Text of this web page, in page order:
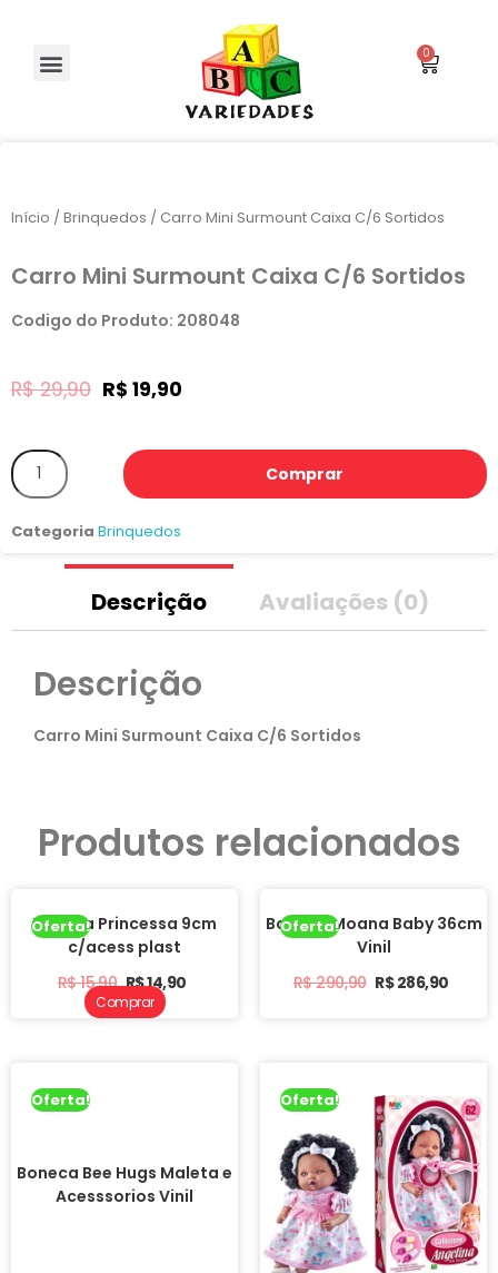
Início / Brinquedos / Carro Mini Surmount Caixa C/6 Sortidos
Carro Mini Surmount Caixa C/6 Sortidos
Codigo do Produto: 208048
R$29,90 R$ 19,90
Comprar
Categoria Brinquedos
Descrição Avaliações (0)
Descrição
Carro Mini Surmount Caixa C/6 Sortidos
Produtos relacionados
Oferta!
Boneca Princessa 9cm
c/acess plast
R$15,90 R$14,90
Oferta!
Boneca Moana Baby 36cm
Vinil
R$290,90 R$286,90
Comprar
Oferta!
Boneca Bee Hugs Maleta e
Acesssorios Vinil
Oferta!